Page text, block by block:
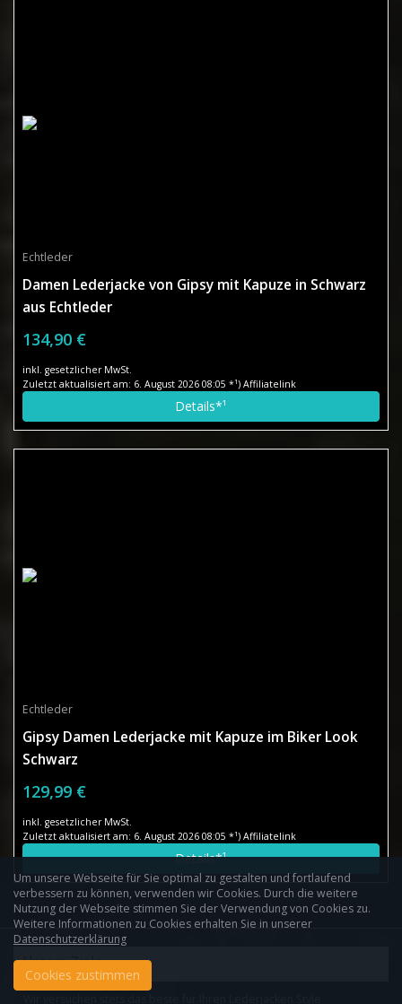
Echtleder
Damen Lederjacke von Gipsy mit Kapuze in Schwarz
aus Echtleder
134,90 €
inkl. gesetzlicher MwSt.
Zuletzt aktualisiert am: 6. August 2026 08:05 *¹) Affiliatelink
Details*¹
Echtleder
Gipsy Damen Lederjacke mit Kapuze im Biker Look
Schwarz
129,99 €
inkl. gesetzlicher MwSt.
Zuletzt aktualisiert am: 6. August 2026 08:05 *¹) Affiliatelink
Details*¹
Unsere Ziele
Um unsere Webseite für Sie optimal zu gestalten und fortlaufend
verbessern zu können, verwenden wir Cookies. Durch die weitere
Nutzung der Webseite stimmen Sie der Verwendung von Cookies zu.
Weitere Informationen zu Cookies erhalten Sie in unserer
Datenschutzerklärung
Cookies zustimmen